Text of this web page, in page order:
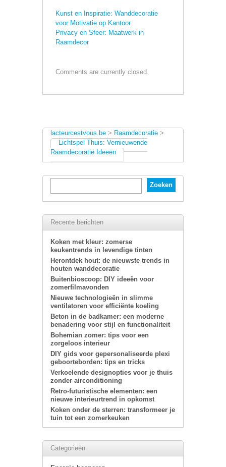
Kunst en Inspiratie: Wanddecoratie
voor Motivatie op Kantoor
Privacy en Sfeer: Maatwerk in
Raamdecor
Comments are currently closed.
lacteurcestvous.be > Raamdecoratie >
Lichtspel Thuis: Vernieuwende
Raamdecoratie Ideeën
Recente berichten
Koken met kleur: zomerse
keukentrends in levendige tinten
Herontdek hout: de nieuwste trends in
houten wanddecoratie
Buitenbioscoop: DIY ideeën voor
zomerfilmavonden
Nieuwe technologieën in slimme
ventilatoren voor efficiënte koeling
Beton in de badkamer: een moderne
benadering voor stijl en functionaliteit
Bohemian zomer: tips voor een
zorgeloos interieur
DIY gids voor gepersonaliseerde plexi
geboorteborden: tips en tricks
Verkoelende designopties voor je thuis
zonder airconditioning
Retro-futuristische elementen: een
nieuwe interieurtrend in opkomst
Koken onder de sterren: transformeer je
tuin tot een zomerkeuken
Categorieën